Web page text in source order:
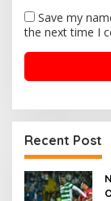
Save my
the next time I
Recent Post